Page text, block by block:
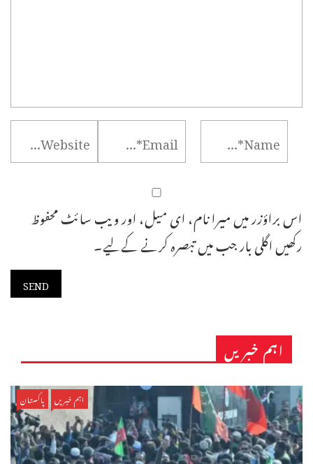
اس براؤزر میں میرا نام، ای میل، اور ویب سائٹ محفوظ
رکھیں اگلی بار جب میں تبصرہ کرنے کےلیے۔
اہم خبریں
اہم خبریں پاکستان